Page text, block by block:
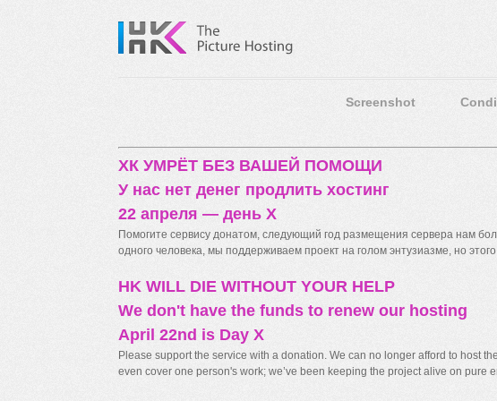
Screenshot
ХК УМРЁТ БЕЗ ВАШЕЙ ПОМОЩИ
У нас нет денег продлить хостинг
22 апреля — день X
Помогите сервису донатом, следующий год размещения сервера нам
одного человека, мы поддерживаем проект на голом энтузиазме, но
HK WILL DIE WITHOUT YOUR HELP
We don't have the funds to renew our hosting
April 22nd is Day X
Please support the service with a donation. We can no longer afford to host
even cover one person's work; we’ve been keeping the project alive on pure